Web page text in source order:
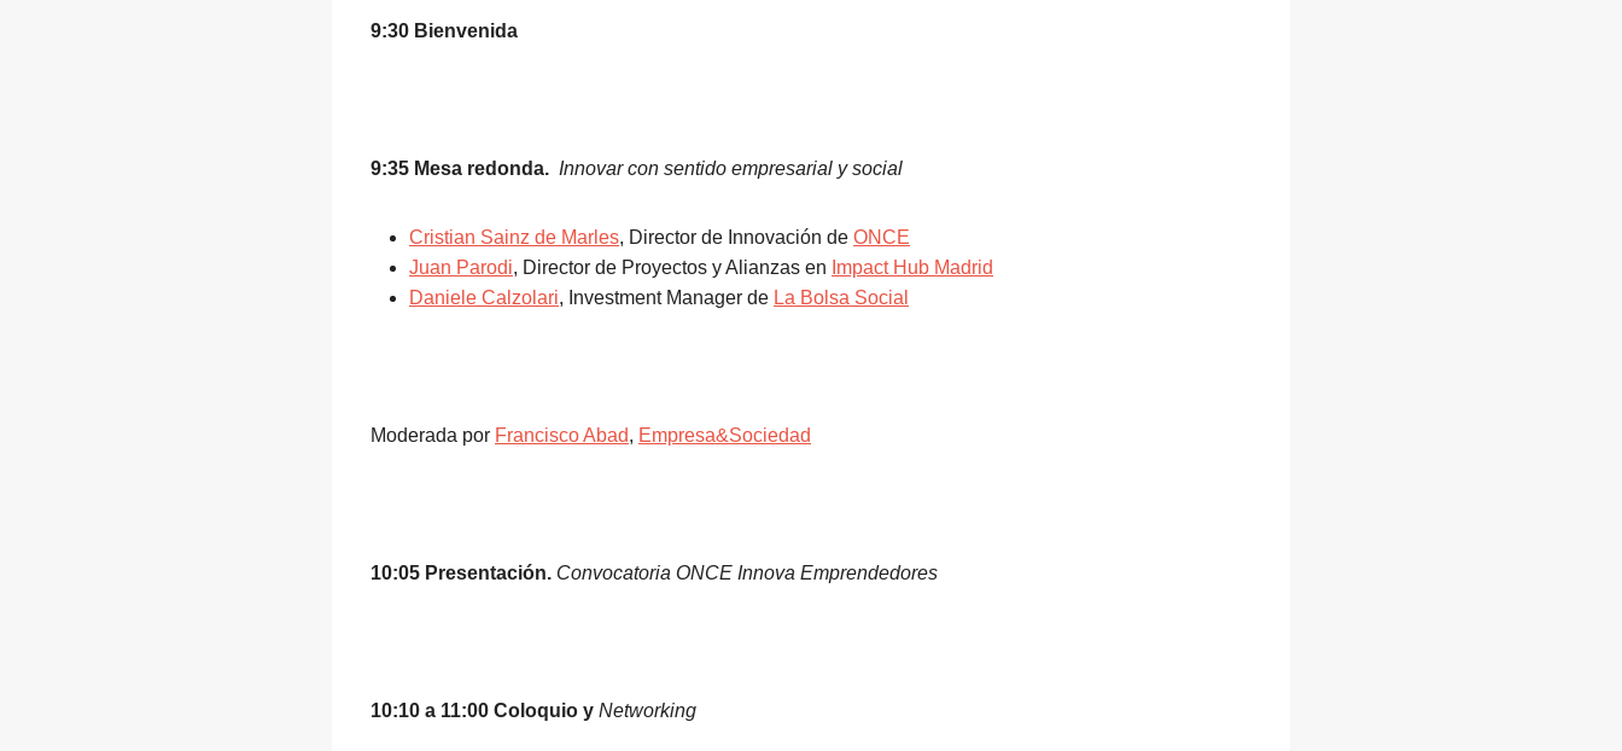
9:30 Bienvenida
9:35 Mesa redonda. Innovar con sentido empresarial y social
Cristian Sainz de Marles, Director de Innovación de ONCE
Juan Parodi, Director de Proyectos y Alianzas en Impact Hub Madrid
Daniele Calzolari, Investment Manager de La Bolsa Social
Moderada por Francisco Abad, Empresa&Sociedad
10:05 Presentación. Convocatoria ONCE Innova Emprendedores
10:10 a 11:00 Coloquio y Networking